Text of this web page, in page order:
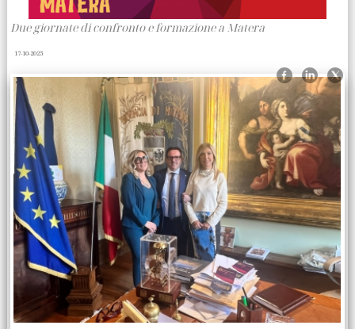
Due giornate di confronto e formazione a Matera
17-10-2025